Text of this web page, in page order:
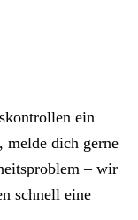
ein
melde dich gerne
– wir
schnell eine